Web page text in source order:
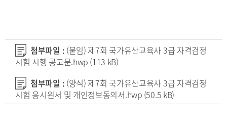
첨부파일 : (붙임) 제7회 국가유산교육사 3급 자격검정
시험 시행 공고문.hwp (113 kB)
첨부파일 : (양식) 제7회 국가유산교육사 3급 자격검정
시험 응시원서 및 개인정보동의서.hwp (50.5 kB)